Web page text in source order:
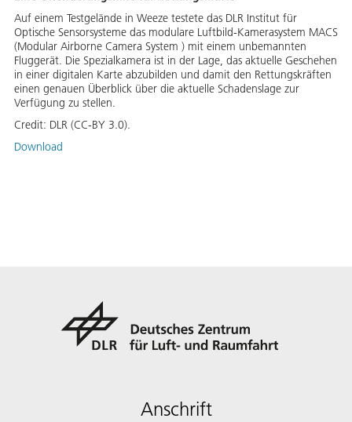
Auf einem Testgelände in Weeze testete das DLR Institut für
Optische Sensorsysteme das modulare Luftbild-Kamerasystem MACS
(Modular Airborne Camera System ) mit einem unbemannten
Fluggerät. Die Spezialkamera ist in der Lage, das aktuelle Geschehen
in einer digitalen Karte abzubilden und damit den Rettungskräften
einen genauen Überblick über die aktuelle Schadenslage zur
Verfügung zu stellen.
Credit: DLR (CC-BY 3.0).
Download
Anschrift